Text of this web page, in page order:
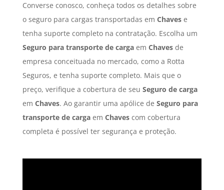
Converse conosco, conheça todos os detalhes sobre
o seguro para cargas transportadas em Chavese
tenha suporte completo na contratação. Escolha um
Seguro para transporte de cargaem Chavesde
empresa conceituada no mercado, como a Rotta
Seguros, e tenha suporte completo. Mais que o
preço, verifique a cobertura de seu Seguro de carga
em Chaves. Ao garantir uma apólice de Seguro para
transporte de cargaem Chavescom cobertura
completa é possível ter segurança e proteção.